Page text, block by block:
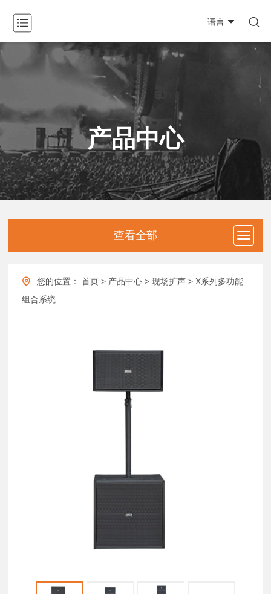
关于我们
新闻动态
工程案例 
资料下载
防伪查询
语言 
产品中心
查看全部
您的位置： 首页 > 产品中心 >现场扩声 > X系列多功能
组合系统